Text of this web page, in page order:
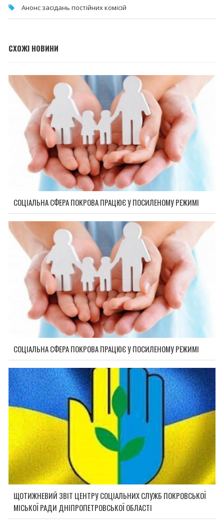
Анонс засідань постійних комісій
СХОЖІ НОВИНИ
СОЦІАЛЬНА СФЕРА ПОКРОВА ПРАЦЮЄ У ПОСИЛЕНОМУ РЕЖИМІ
СОЦІАЛЬНА СФЕРА ПОКРОВА ПРАЦЮЄ У ПОСИЛЕНОМУ РЕЖИМІ
ЩОТИЖНЕВИЙ ЗВІТ ЦЕНТРУ СОЦІАЛЬНИХ СЛУЖБ ПОКРОВСЬКОЇ
МІСЬКОЇ РАДИ ДНІПРОПЕТРОВСЬКОЇ ОБЛАСТІ